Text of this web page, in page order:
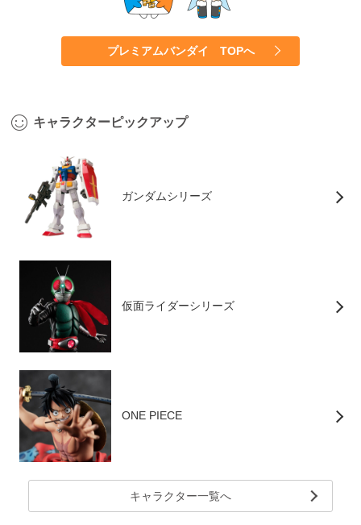
プレミアムバンダイ TOPへ
キャラクターピックアップ
ガンダムシリーズ
仮面ライダーシリーズ
ONE PIECE
キャラクター一覧へ